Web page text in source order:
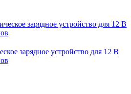
зарядное устройство для 12 В